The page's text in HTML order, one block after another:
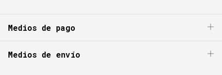
Medios de pago
Medios de envío